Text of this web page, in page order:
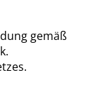
gemäß